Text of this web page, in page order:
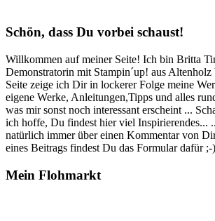
Schön, dass Du vorbei schaust!
Willkommen auf meiner Seite! Ich bin Britta
Demonstratorin mit Stampin´up! aus
Seite zeige ich Dir in lockerer Folge meine
eigene Werke, Anleitungen,Tipps und alles
was mir sonst noch interessant erscheint ...
ich hoffe, Du findest hier viel Inspirierendes...
natürlich immer über einen Kommentar von
eines Beitrags findest Du das Formular dafür ;-
Mein Flohmarkt